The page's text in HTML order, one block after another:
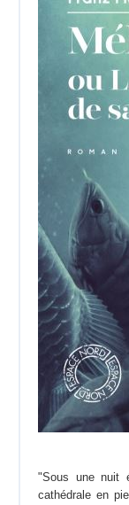
"Sous une nuit
cathédrale en